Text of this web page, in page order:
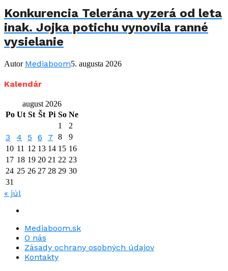
Konkurencia Telerána vyzerá od leta
inak. Jojka potichu vynovila ranné
vysielanie
Autor Mediaboom5. augusta 2026
Kalendár
august 2026
Po Ut St Št Pi So Ne
1
2
3 4 5 6 7 8
9
10 11 12 13 14 15 16
17 18 19 20 21 22 23
24 25 26 27 28 29 30
31
« júl
Mediaboom.sk
O nás
Zásady ochrany osobných údajov
Kontakty